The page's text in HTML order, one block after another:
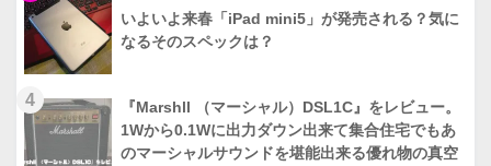
いよいよ来春「iPad mini5」が発売される？気に
なるそのスペックは？
4
『Marshll （マーシャル）DSL1C』をレビュー。
1Wから0.1Wに出力ダウン出来て集合住宅でもあ
のマーシャルサウンドを堪能出来る優れ物の真空